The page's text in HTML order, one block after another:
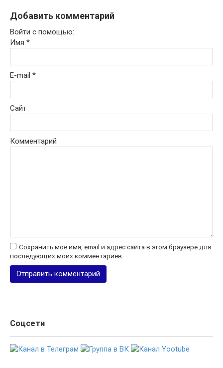
Добавить комментарий
Войти с помощью:
Имя *
E-mail *
Сайт
Комментарий
Сохранить моё имя, email и адрес сайта в этом браузере для
последующих моих комментариев.
Соцсети